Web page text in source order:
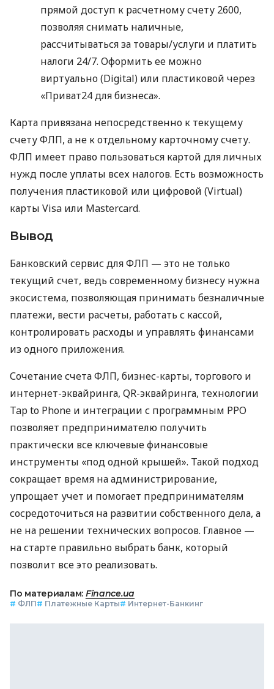
прямой доступ к расчетному счету 2600,
позволяя снимать наличные,
рассчитываться за товары/услуги и платить
налоги 24/7. Оформить ее можно
виртуально (Digital) или пластиковой через
«Приват24 для бизнеса».
Карта привязана непосредственно к текущему
счету ФЛП, а не к отдельному карточному счету.
ФЛП имеет право пользоваться картой для личных
нужд после уплаты всех налогов. Есть возможность
получения пластиковой или цифровой (Virtual)
карты Visa или Mastercard.
Вывод
Банковский сервис для ФЛП — это не только
текущий счет, ведь современному бизнесу нужна
экосистема, позволяющая принимать безналичные
платежи, вести расчеты, работать с кассой,
контролировать расходы и управлять финансами
из одного приложения.
Сочетание счета ФЛП, бизнес-карты, торгового и
интернет-эквайринга, QR-эквайринга, технологии
Tap to Phone и интеграции с программным РРО
позволяет предпринимателю получить
практически все ключевые финансовые
инструменты «под одной крышей». Такой подход
сокращает время на администрирование,
упрощает учет и помогает предпринимателям
сосредоточиться на развитии собственного дела, а
не на решении технических вопросов. Главное —
на старте правильно выбрать банк, который
позволит все это реализовать.
По материалам: Finance.ua
# ФЛП# Платежные Карты# Интернет-Банкинг